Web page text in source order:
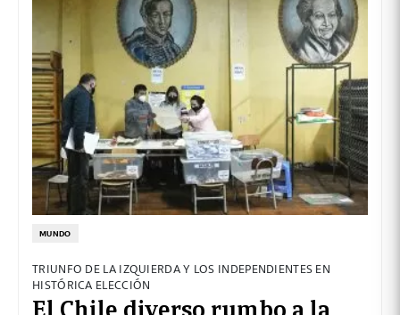
MUNDO
TRIUNFO DE LA IZQUIERDA Y LOS INDEPENDIENTES EN
HISTÓRICA ELECCIÓN
El Chile diverso rumbo a la